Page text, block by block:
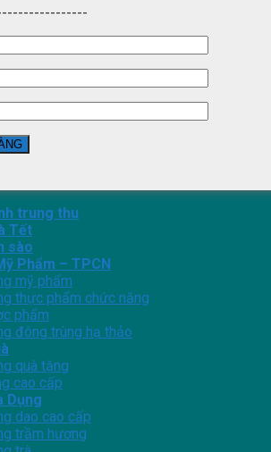
trung thu
Tết
sào
Phẩm – TPCN
mỹ phẩm
thực phẩm chức năng
phẩm
đông trùng hạ thảo
quà tặng
cao cấp
Dụng
dao cao cấp
trầm hương